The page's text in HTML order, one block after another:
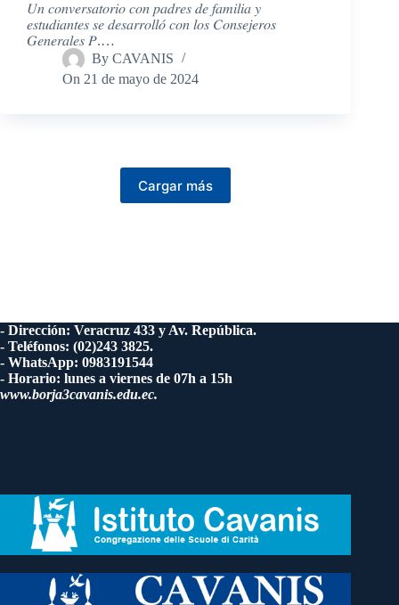
𝑈𝑛 𝑐𝑜𝑛𝑣𝑒𝑟𝑠𝑎𝑡𝑜𝑟𝑖𝑜 𝑐𝑜𝑛 𝑝𝑎𝑑𝑟𝑒𝑠 𝑑𝑒 𝑓𝑎𝑚𝑖𝑙𝑖𝑎 𝑦
𝑒𝑠𝑡𝑢𝑑𝑖𝑎𝑛𝑡𝑒𝑠 𝑠𝑒 𝑑𝑒𝑠𝑎𝑟𝑟𝑜𝑙𝑙𝑜́ 𝑐𝑜𝑛 𝑙𝑜𝑠 𝐶𝑜𝑛𝑠𝑒𝑗𝑒𝑟𝑜𝑠
𝐺𝑒𝑛𝑒𝑟𝑎𝑙𝑒𝑠 𝑃.…
By CAVANIS
On 21 de mayo de 2024
Cargar más
- Dirección: Veracruz 433 y Av. República.
- Teléfonos: (02)243 3825.
- WhatsApp: 0983191544
- Horario: lunes a viernes de 07h a 15h
www.borja3cavanis.edu.ec.